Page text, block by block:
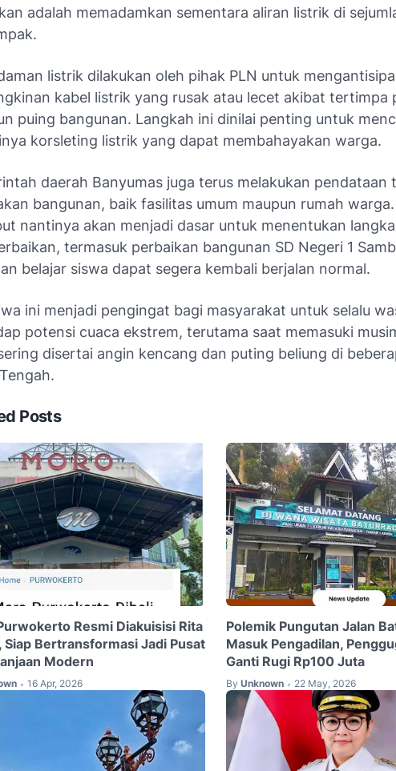
adalah memadamkan sementara aliran listrik di
listrik dilakukan oleh pihak PLN untuk
kabel listrik yang rusak atau lecet akibat tertimpa
puing bangunan. Langkah ini dinilai penting untuk
korsleting listrik yang dapat membahayakan warga.
daerah Banyumas juga terus melakukan pendataan
bangunan, baik fasilitas umum maupun rumah
nantinya akan menjadi dasar untuk menentukan
termasuk perbaikan bangunan SD Negeri 1
belajar siswa dapat segera kembali berjalan normal.
ini menjadi pengingat bagi masyarakat untuk selalu
potensi cuaca ekstrem, terutama saat memasuki
disertai angin kencang dan puting beliung di
Posts
Resmi Diakuisisi Rita
Siap Bertransformasi Jadi Pusat
Modern
• 16 Apr, 2026
Polemik Pungutan Jalan
Masuk Pengadilan,
Ganti Rugi Rp100 Juta
By Unknown • 22 May, 2026